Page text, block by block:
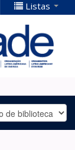
Listas